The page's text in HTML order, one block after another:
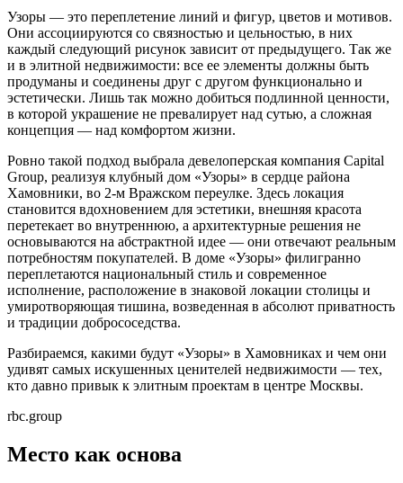
Узоры — это переплетение линий и фигур, цветов и мотивов.
Они ассоциируются со связностью и цельностью, в них
каждый следующий рисунок зависит от предыдущего. Так же
и в элитной недвижимости: все ее элементы должны быть
продуманы и соединены друг с другом функционально и
эстетически. Лишь так можно добиться подлинной ценности,
в которой украшение не превалирует над сутью, а сложная
концепция — над комфортом жизни.
Ровно такой подход выбрала девелоперская компания Capital
Group, реализуя клубный дом «Узоры» в сердце района
Хамовники, во 2-м Вражском переулке. Здесь локация
становится вдохновением для эстетики, внешняя красота
перетекает во внутреннюю, а архитектурные решения не
основываются на абстрактной идее — они отвечают реальным
потребностям покупателей. В доме «Узоры» филигранно
переплетаются национальный стиль и современное
исполнение, расположение в знаковой локации столицы и
умиротворяющая тишина, возведенная в абсолют приватность
и традиции добрососедства.
Разбираемся, какими будут «Узоры» в Хамовниках и чем они
удивят самых искушенных ценителей недвижимости — тех,
кто давно привык к элитным проектам в центре Москвы.
rbc.group
Место как основа